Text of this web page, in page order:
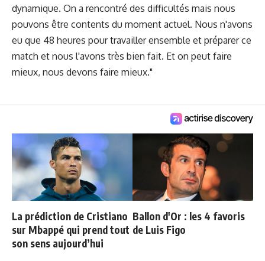
dynamique. On a rencontré des difficultés mais nous
pouvons être contents du moment actuel. Nous n'avons
eu que 48 heures pour travailler ensemble et préparer ce
match et nous l'avons très bien fait. Et on peut faire
mieux, nous devons faire mieux."
La prédiction de Cristiano
sur Mbappé qui prend tout
son sens aujourd’hui
Ballon d'Or : les 4 favoris
de Luis Figo